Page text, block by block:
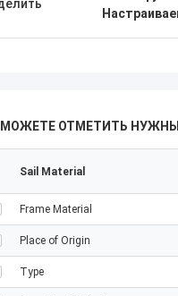
ОТМЕТИТЬ
Sail Material
Frame Material
Place of Origin
Type